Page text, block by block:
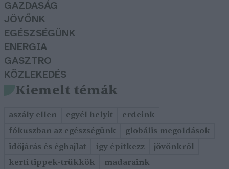
GAZDASÁG
JÖVŐNK
EGÉSZSÉGÜNK
ENERGIA
GASZTRO
KÖZLEKEDÉS
Kiemelt témák
aszály ellen egyél helyit
erdeink
fókuszban az egészségünk
globális megoldások
időjárás és éghajlat
így építkezz
jövőnkről
kerti tippek-trükkök
madaraink